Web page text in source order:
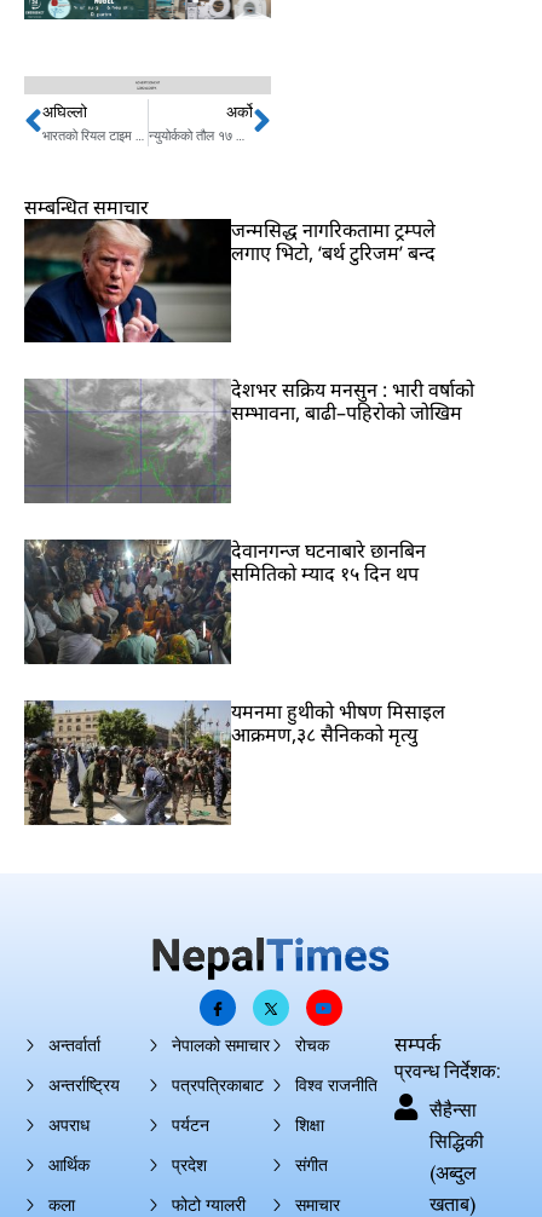
Prev
अघिल्लो अर्कोNext
सम्बन्धित समाचार
जन्मसिद्ध नागरिकतामा ट्रम्पले
लगाए भिटो, ‘बर्थ टुरिजम’ बन्द
देशभर सक्रिय मनसुन : भारी वर्षाको
सम्भावना, बाढी–पहिरोको जोखिम
देवानगन्ज घटनाबारे छानबिन
समितिको म्याद १५ दिन थप
यमनमा हुथीको भीषण मिसाइल
आक्रमण,३८ सैनिकको मृत्यु
अन्तर्वार्ता
अन्तर्राष्ट्रिय
अपराध
आर्थिक
कला
नेपालको समाचार
पत्रपत्रिकाबाट
पर्यटन
प्रदेश
फोटो ग्यालरी
रोचक
विश्व राजनीति
शिक्षा
संगीत
समाचार
सम्पर्क
प्रवन्ध निर्देशक:
सैहैन्सा
सिद्धिकी
(अब्दुल
खताब)